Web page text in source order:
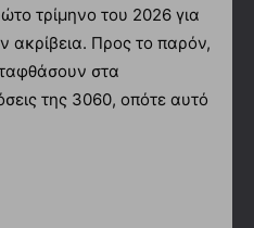
τρίμηνο του 2026 για
ακρίβεια. Προς το παρόν,
στα
της 3060, οπότε αυτό